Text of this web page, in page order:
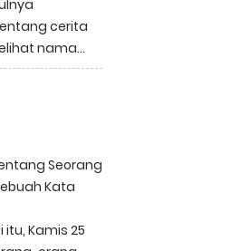
cerita
nama...
Seorang
Kata
Kamis 25